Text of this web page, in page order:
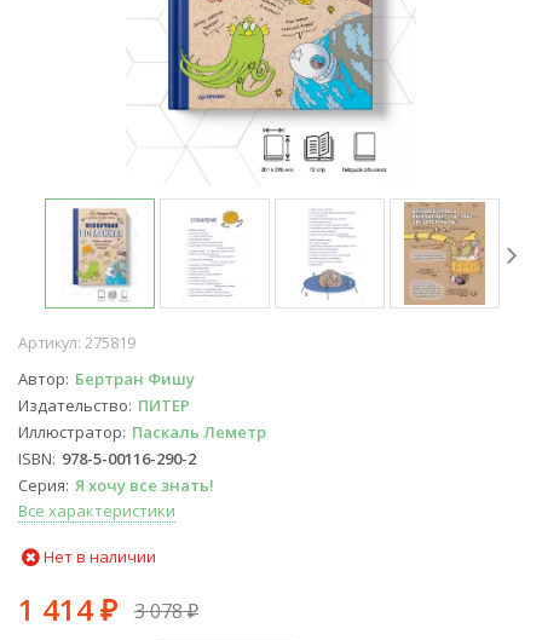
Артикул: 275819
Автор Бертран Фишу
Издательство ПИТЕР
Иллюстратор Паскаль Леметр
ISBN 978-5-00116-290-2
Серия Я хочу все знать!
Все характеристики
Нет в наличии
1 414 ₽ 3 078₽